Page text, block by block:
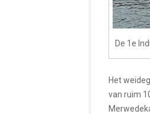
De 1e
Het
van ruim